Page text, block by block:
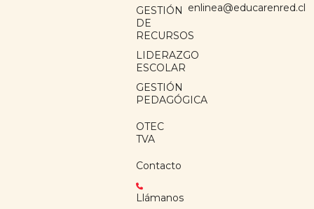
GESTIÓN
DE
RECURSOS
LIDERAZGO
ESCOLAR
GESTIÓN
PEDAGÓGICA
OTEC
TVA
Contacto
Llámanos
enlinea@educarenred.cl